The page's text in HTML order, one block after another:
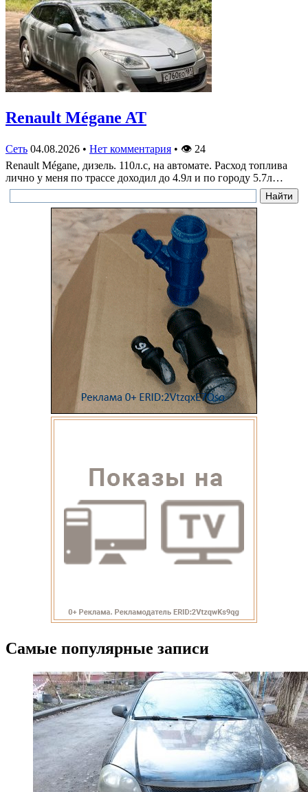
Renault Mégane AT
Сеть 04.08.2026 • Нет комментария • 👁 24
Renault Mégane, дизель. 110л.с, на автомате. Расход топлива
лично у меня по трассе доходил до 4.9л и по городу 5.7л…
Самые популярные записи